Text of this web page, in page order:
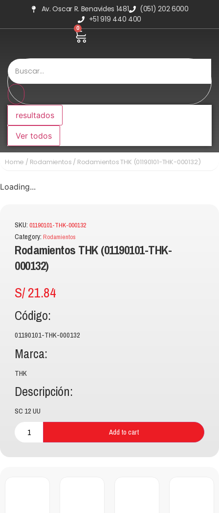
Av. Oscar R. Benavides 1481
(051) 202 6000
+51 919 440 400
0
resultados
Ver todos
Home / Rodamientos / Rodamientos THK (01190101-THK-000132)
Loading...
SKU: 01190101-THK-000132
Category: Rodamientos
Rodamientos THK (01190101-THK-
000132)
S/21.84
Código:
01190101-THK-000132
Marca:
THK
Descripción:
SC 12 UU
Add to cart